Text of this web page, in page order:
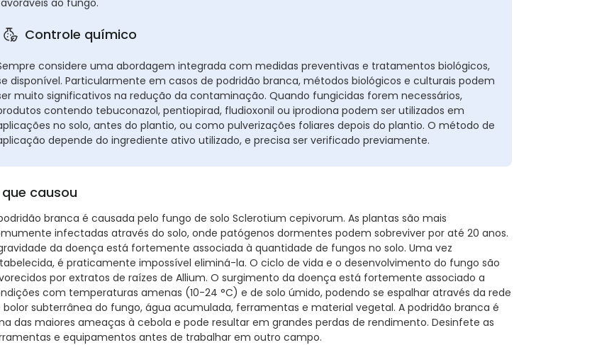
Controle químico
considere uma abordagem integrada com medidas preventivas e tratamentos biológicos,
disponível. Particularmente em casos de podridão branca, métodos biológicos e culturais podem
muito significativos na redução da contaminação. Quando fungicidas forem necessários,
contendo tebuconazol, pentiopirad, fludioxonil ou iprodiona podem ser utilizados em
no solo, antes do plantio, ou como pulverizações foliares depois do plantio. O método de
depende do ingrediente ativo utilizado, e precisa ser verificado previamente.
que causou
branca é causada pelo fungo de solo Sclerotium cepivorum. As plantas são mais
infectadas através do solo, onde patógenos dormentes podem sobreviver por até 20 anos.
da doença está fortemente associada à quantidade de fungos no solo. Uma vez
é praticamente impossível eliminá-la. O ciclo de vida e o desenvolvimento do fungo são
por extratos de raízes de Allium. O surgimento da doença está fortemente associado a
com temperaturas amenas (10-24 °C) e de solo úmido, podendo se espalhar através da rede
bolor subterrânea do fungo, água acumulada, ferramentas e material vegetal. A podridão branca é
das maiores ameaças à cebola e pode resultar em grandes perdas de rendimento. Desinfete as
e equipamentos antes de trabalhar em outro campo.